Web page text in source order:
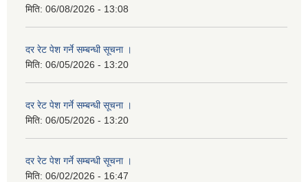
मिति: 06/08/2026 - 13:08
दर रेट पेश गर्ने सम्बन्धी सूचना ।
मिति: 06/05/2026 - 13:20
दर रेट पेश गर्ने सम्बन्धी सूचना ।
मिति: 06/05/2026 - 13:20
दर रेट पेश गर्ने सम्बन्धी सूचना ।
मिति: 06/02/2026 - 16:47